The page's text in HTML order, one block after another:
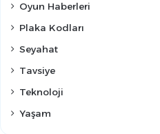
Oyun Haberleri
Plaka Kodları
Seyahat
Tavsiye
Teknoloji
Yaşam